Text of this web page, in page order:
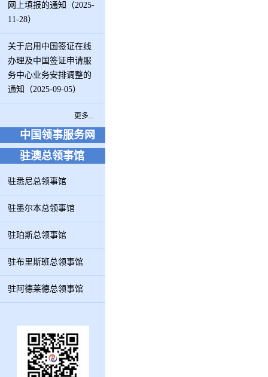
网上填报的通知（2025-
11-28）
关于启用中国签证在线
办理及中国签证申请服
务中心业务安排调整的
通知（2025-09-05）
更多...
中国领事服务网
驻澳总领事馆
驻悉尼总领事馆
驻墨尔本总领事馆
驻珀斯总领事馆
驻布里斯班总领事馆
驻阿德莱德总领事馆